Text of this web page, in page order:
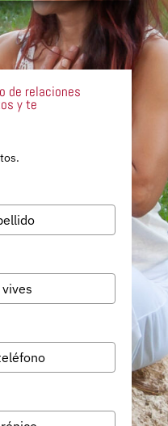
de relaciones
y te